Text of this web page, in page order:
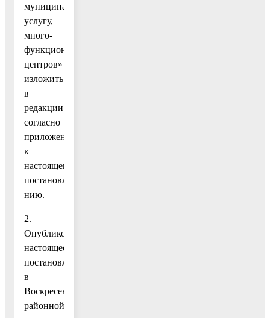
муниципальную
услугу,
много-
функциональных
центров»
изложить
в
редакции
согласно
приложению
к
настоящему
постановле-
нию.
2.
Опубликовать
настоящее
постановление
в
Воскресенской
районной